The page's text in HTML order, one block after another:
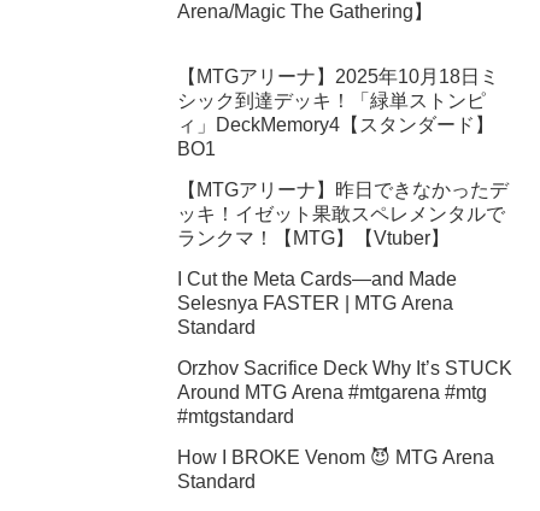
Arena/Magic The Gathering】
【MTGアリーナ】2025年10月18日ミ
シック到達デッキ！「緑単ストンピ
ィ」DeckMemory4【スタンダード】
BO1
【MTGアリーナ】昨日できなかったデ
ッキ！イゼット果敢スペレメンタルで
ランクマ！【MTG】【Vtuber】
I Cut the Meta Cards—and Made
Selesnya FASTER | MTG Arena
Standard
Orzhov Sacrifice Deck Why It’s STUCK
Around MTG Arena #mtgarena #mtg
#mtgstandard
How I BROKE Venom 😈 MTG Arena
Standard